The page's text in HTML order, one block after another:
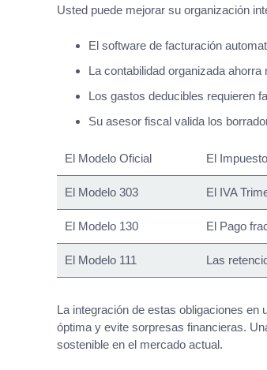
Usted puede mejorar su organización
El software de facturación
La contabilidad organizada
Los gastos deducibles requieren
Su asesor fiscal valida los
El Modelo Oficial El
El Modelo 303 El IVA
El Modelo 130 El Pago
El Modelo 111 Las
La integración de estas obligaciones en
óptima y evite sorpresas financieras.
sostenible en el mercado actual.